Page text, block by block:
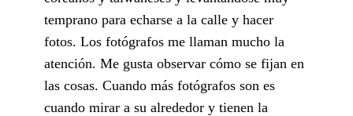
temprano para echarse a la calle y hacer
fotos. Los fotógrafos me llaman mucho la
atención. Me gusta observar cómo se fijan en
las cosas. Cuando más fotógrafos son es
cuando mirar a su alrededor y tienen la